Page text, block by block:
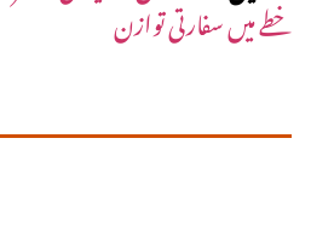
خطے میں سفارتی توازن